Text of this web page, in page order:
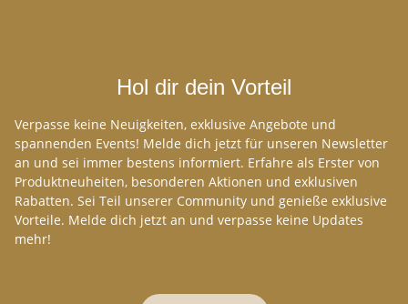
Hol dir dein Vorteil
Verpasse keine Neuigkeiten, exklusive Angebote und
spannenden Events! Melde dich jetzt für unseren Newsletter
an und sei immer bestens informiert. Erfahre als Erster von
Produktneuheiten, besonderen Aktionen und exklusiven
Rabatten. Sei Teil unserer Community und genieße exklusive
Vorteile. Melde dich jetzt an und verpasse keine Updates
mehr!